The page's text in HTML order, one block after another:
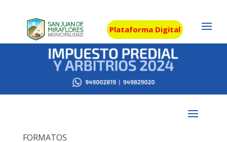
Plataforma Digital
FORMATOS